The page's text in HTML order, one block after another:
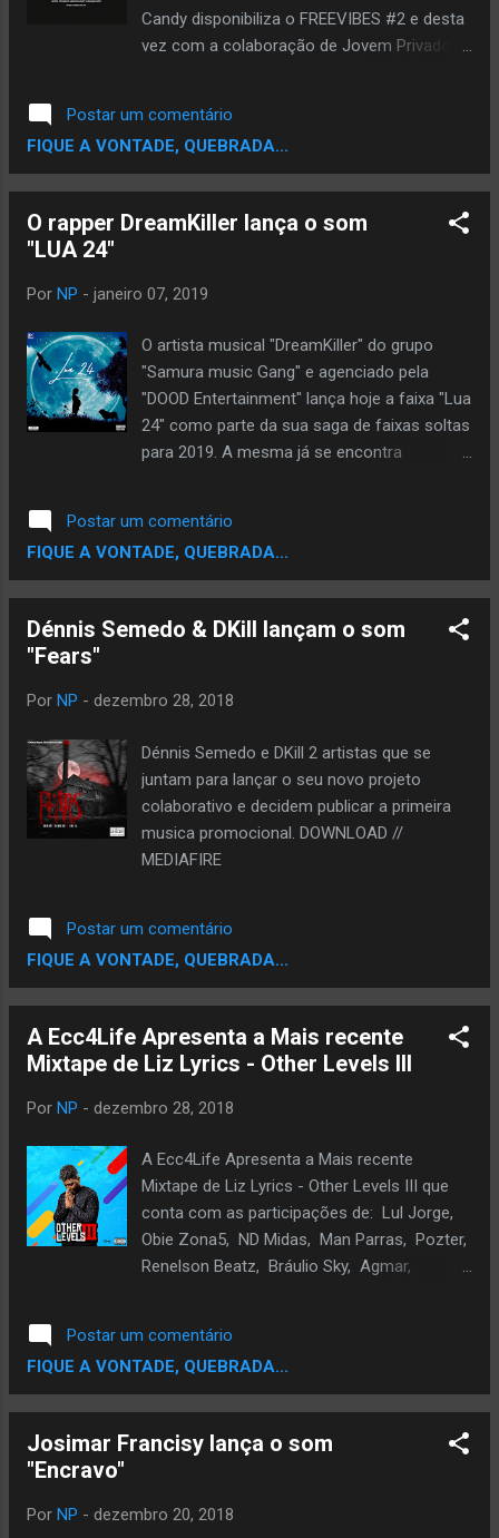
Candy disponibiliza o FREEVIBES #2 e desta
vez com a colaboração de Jovem Privado e
Postar um comentário
FIQUE A VONTADE, QUEBRADA...
O rapper DreamKiller lança o som
"LUA 24"
Por NP - janeiro 07, 2019
O artista musical "DreamKiller" do grupo
"Samura music Gang" e agenciado pela
"DOOD Entertainment" lança hoje a faixa "Lua
24" como parte da sua saga de faixas soltas
para 2019. A mesma já se encontra
150 plataformas. DOWNLOAD // MEDIAFIRE
Postar um comentário
FIQUE A VONTADE, QUEBRADA...
Dénnis Semedo & DKill lançam o som
"Fears"
Por NP - dezembro 28, 2018
Dénnis Semedo e DKill 2 artistas que se
juntam para lançar o seu novo projeto
colaborativo e decidem publicar a primeira
musica promocional. DOWNLOAD //
MEDIAFIRE
Postar um comentário
FIQUE A VONTADE, QUEBRADA...
A Ecc4Life Apresenta a Mais recente
Mixtape de Liz Lyrics - Other Levels III
Por NP - dezembro 28, 2018
A Ecc4Life Apresenta a Mais recente
Mixtape de Liz Lyrics - Other Levels III que
conta com as participações de: Lul Jorge,
Obie Zona5, ND Midas, Man Parras, Pozter,
Renelson Beatz, Bráulio Sky, Agmar,
Postar um comentário
FIQUE A VONTADE, QUEBRADA...
Josimar Francisy lança o som
"Encravo"
Por NP - dezembro 20, 2018